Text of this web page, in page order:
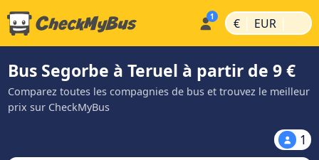
€ | EUR |
Bus Segorbe à Teruel à partir de 9 €
Comparez toutes les compagnies de bus et trouvez le meilleur
prix sur CheckMyBus
1